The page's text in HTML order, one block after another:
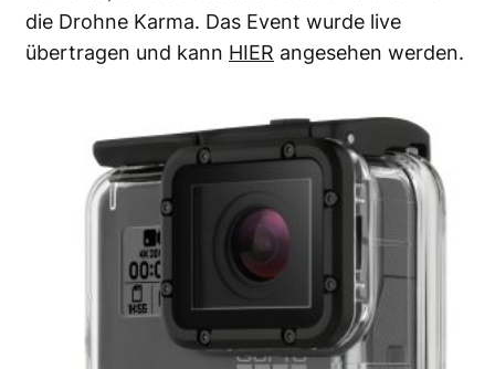
die Drohne Karma. Das Event wurde live
übertragen und kann HIER angesehen werden.